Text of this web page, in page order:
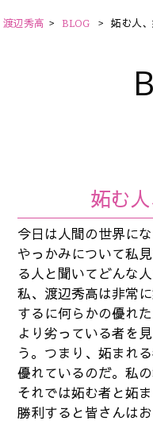
渡辺秀高 > BLOG > 妬む人
妬む
今日は人間の世界に
やっかみについて私
る人と聞いてどんな
私、渡辺秀高は非常
するに何らかの優れ
より劣っている者を
う。つまり、妬まれ
優れているのだ。私
それでは妬む者と妬
勝利すると皆さんは